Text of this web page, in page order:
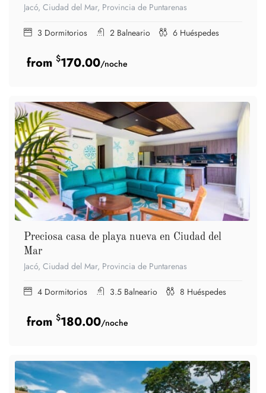
Jacó, Ciudad del Mar, Provincia de Puntarenas
3 Dormitorios 2 Balneario 6 Huéspedes
$170.00/noche
Preciosa casa de playa nueva en Ciudad del
Mar
Jacó, Ciudad del Mar, Provincia de Puntarenas
4 Dormitorios 3.5 Balneario 8 Huéspedes
$180.00/noche